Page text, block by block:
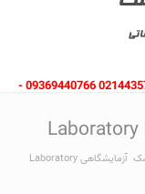
مشاوره و فروش: 02144453235 - 02144357822 09369440766 -
ماسک آزمایشگاهی Laboratory